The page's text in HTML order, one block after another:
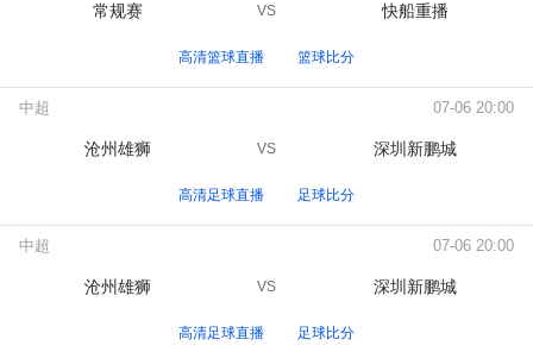
常规赛 VS 快船重播
高清篮球直播 篮球比分
中超 07-06 20:00
沧州雄狮 VS 深圳新鹏城
高清足球直播 足球比分
中超 07-06 20:00
沧州雄狮 VS 深圳新鹏城
高清足球直播 足球比分